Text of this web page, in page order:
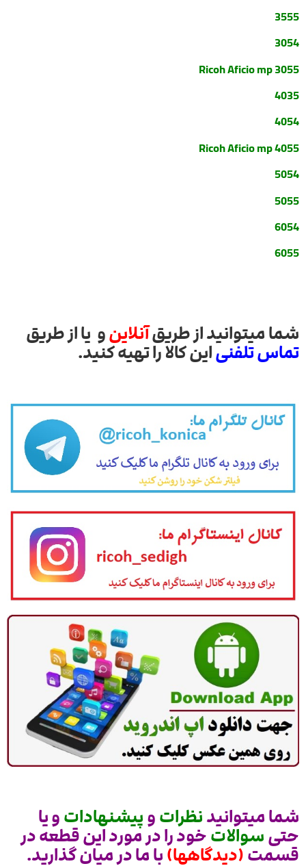
3555
3054
Ricoh Aficio mp3055
4035
4054
Ricoh Aficio mp4055
5054
5055
6054
6055
شما میتوانید از طریقآنلاینو یا از طریق
تماس تلفنیاین کالا را تهیه کنید.
شما میتوانیدنظراتوپیشنهاداتو یا
حتیسوالاتخود را در مورد این قطعه در
قسمت(دیدگاهها)با ما در میان گذارید.